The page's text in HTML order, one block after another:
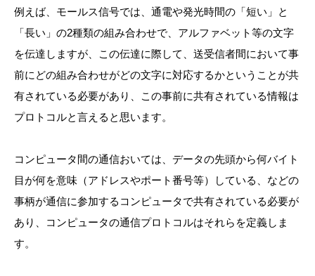
例えば、モールス信号では、通電や発光時間の「短い」と
「長い」の2種類の組み合わせで、アルファベット等の文字
を伝達しますが、この伝達に際して、送受信者間において事
前にどの組み合わせがどの文字に対応するかということが共
有されている必要があり、この事前に共有されている情報は
プロトコルと言えると思います。
コンピュータ間の通信おいては、データの先頭から何バイト
目が何を意味（アドレスやポート番号等）している、などの
事柄が通信に参加するコンピュータで共有されている必要が
あり、コンピュータの通信プロトコルはそれらを定義しま
す。